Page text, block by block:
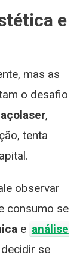
e
mas as
o desafio
,
tenta
observar
consumo se
e análise
se